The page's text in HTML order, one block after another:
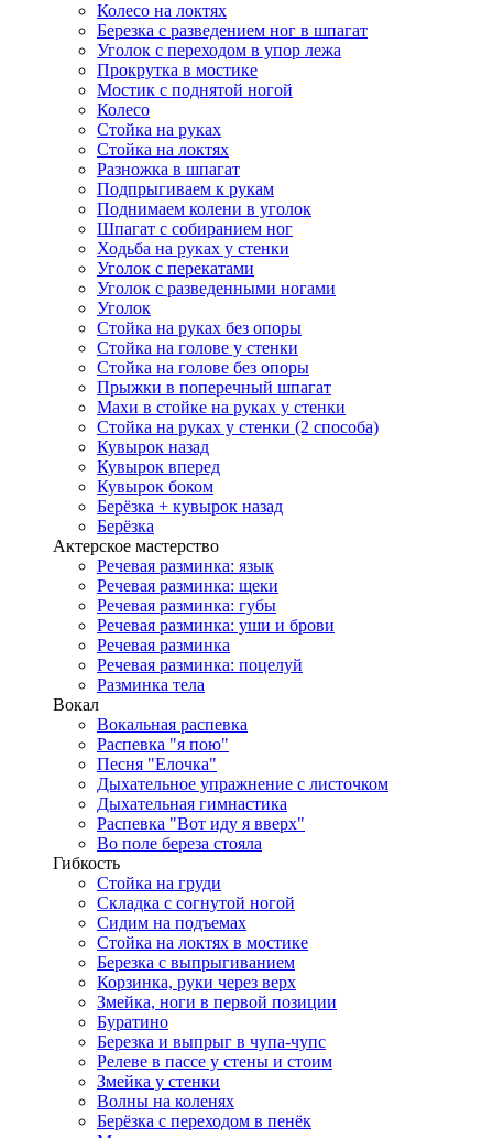
Колесо на локтях
Березка с разведением ног в шпагат
Уголок с переходом в упор лежа
Прокрутка в мостике
Мостик с поднятой ногой
Колесо
Стойка на руках
Стойка на локтях
Разножка в шпагат
Подпрыгиваем к рукам
Поднимаем колени в уголок
Шпагат с собиранием ног
Ходьба на руках у стенки
Уголок с перекатами
Уголок с разведенными ногами
Уголок
Стойка на руках без опоры
Стойка на голове у стенки
Стойка на голове без опоры
Прыжки в поперечный шпагат
Махи в стойке на руках у стенки
Стойка на руках у стенки (2 способа)
Кувырок назад
Кувырок вперед
Кувырок боком
Берёзка + кувырок назад
Берёзка
Актерское мастерство
Речевая разминка: язык
Речевая разминка: щеки
Речевая разминка: губы
Речевая разминка: уши и брови
Речевая разминка
Речевая разминка: поцелуй
Разминка тела
Вокал
Вокальная распевка
Распевка "я пою"
Песня "Елочка"
Дыхательное упражнение с листочком
Дыхательная гимнастика
Распевка "Вот иду я вверх"
Во поле береза стояла
Гибкость
Стойка на груди
Складка с согнутой ногой
Сидим на подъемах
Стойка на локтях в мостике
Березка с выпрыгиванием
Корзинка, руки через верх
Змейка, ноги в первой позиции
Буратино
Березка и выпрыг в чупа-чупс
Релеве в пассе у стены и стоим
Змейка у стенки
Волны на коленях
Берёзка с переходом в пенёк